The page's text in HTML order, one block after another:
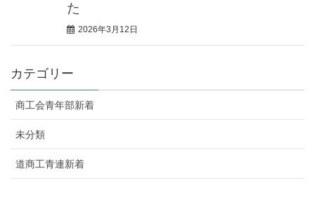
た
2026年3月12日
カテゴリー
商工会青年部新着
未分類
道商工青連新着